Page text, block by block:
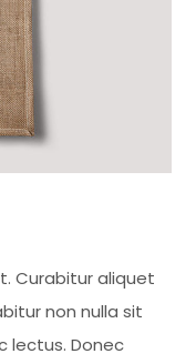
Curabitur aliquet
non nulla sit
lectus. Donec